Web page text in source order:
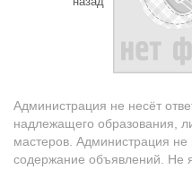
Администрация не несёт
надлежащего образования,
мастеров. Администрация не
содержание объявлений. Не